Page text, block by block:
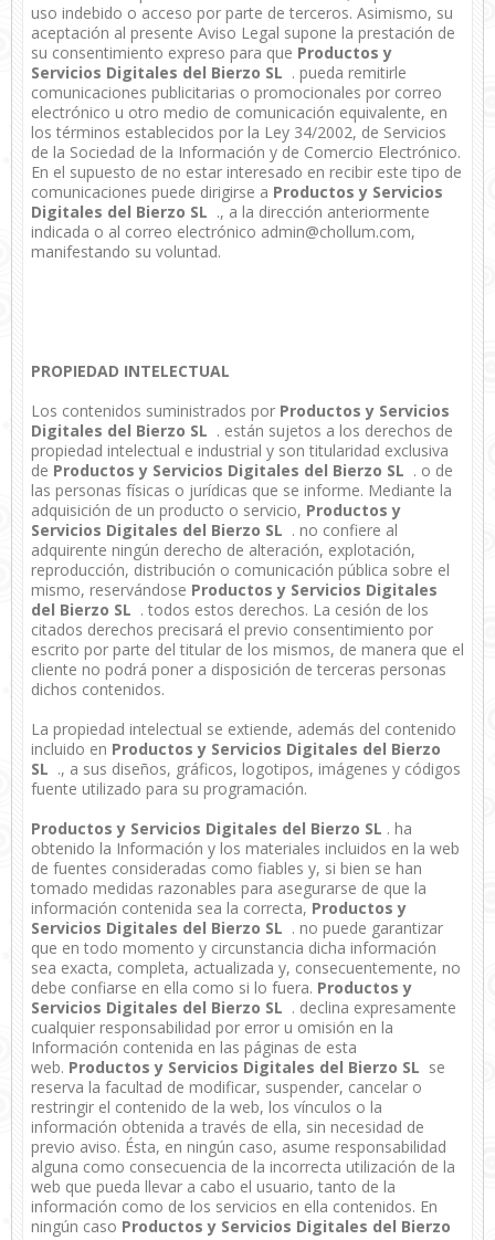
uso indebido o acceso por parte de terceros. Asimismo, su
aceptación al presente Aviso Legal supone la prestación de
su consentimiento expreso para que Productos y
Servicios Digitales del Bierzo SL . pueda remitirle
comunicaciones publicitarias o promocionales por correo
electrónico u otro medio de comunicación equivalente, en
los términos establecidos por la Ley 34/2002, de Servicios
de la Sociedad de la Información y de Comercio Electrónico.
En el supuesto de no estar interesado en recibir este tipo de
comunicaciones puede dirigirse a Productos y Servicios
Digitales del Bierzo SL ., a la dirección anteriormente
indicada o al correo electrónico admin@chollum.com,
manifestando su voluntad.
PROPIEDAD INTELECTUAL
Los contenidos suministrados por Productos y Servicios
Digitales del Bierzo SL . están sujetos a los derechos de
propiedad intelectual e industrial y son titularidad exclusiva
de Productos y Servicios Digitales del Bierzo SL . o de
las personas físicas o jurídicas que se informe. Mediante la
adquisición de un producto o servicio, Productos y
Servicios Digitales del Bierzo SL . no confiere al
adquirente ningún derecho de alteración, explotación,
reproducción, distribución o comunicación pública sobre el
mismo, reservándose Productos y Servicios Digitales
del Bierzo SL . todos estos derechos. La cesión de los
citados derechos precisará el previo consentimiento por
escrito por parte del titular de los mismos, de manera que el
cliente no podrá poner a disposición de terceras personas
dichos contenidos.
La propiedad intelectual se extiende, además del contenido
incluido en Productos y Servicios Digitales del Bierzo
SL ., a sus diseños, gráficos, logotipos, imágenes y códigos
fuente utilizado para su programación.
Productos y Servicios Digitales del Bierzo SL . ha
obtenido la Información y los materiales incluidos en la web
de fuentes consideradas como fiables y, si bien se han
tomado medidas razonables para asegurarse de que la
información contenida sea la correcta, Productos y
Servicios Digitales del Bierzo SL . no puede garantizar
que en todo momento y circunstancia dicha información
sea exacta, completa, actualizada y, consecuentemente, no
debe confiarse en ella como si lo fuera. Productos y
Servicios Digitales del Bierzo SL . declina expresamente
cualquier responsabilidad por error u omisión en la
Información contenida en las páginas de esta
web. Productos y Servicios Digitales del Bierzo SL se
reserva la facultad de modificar, suspender, cancelar o
restringir el contenido de la web, los vínculos o la
información obtenida a través de ella, sin necesidad de
previo aviso. Ésta, en ningún caso, asume responsabilidad
alguna como consecuencia de la incorrecta utilización de la
web que pueda llevar a cabo el usuario, tanto de la
información como de los servicios en ella contenidos. En
ningún caso Productos y Servicios Digitales del Bierzo